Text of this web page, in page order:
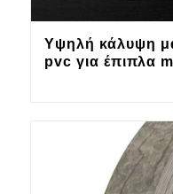
Υψηλή κάλυψη
pvc για έπιπλα